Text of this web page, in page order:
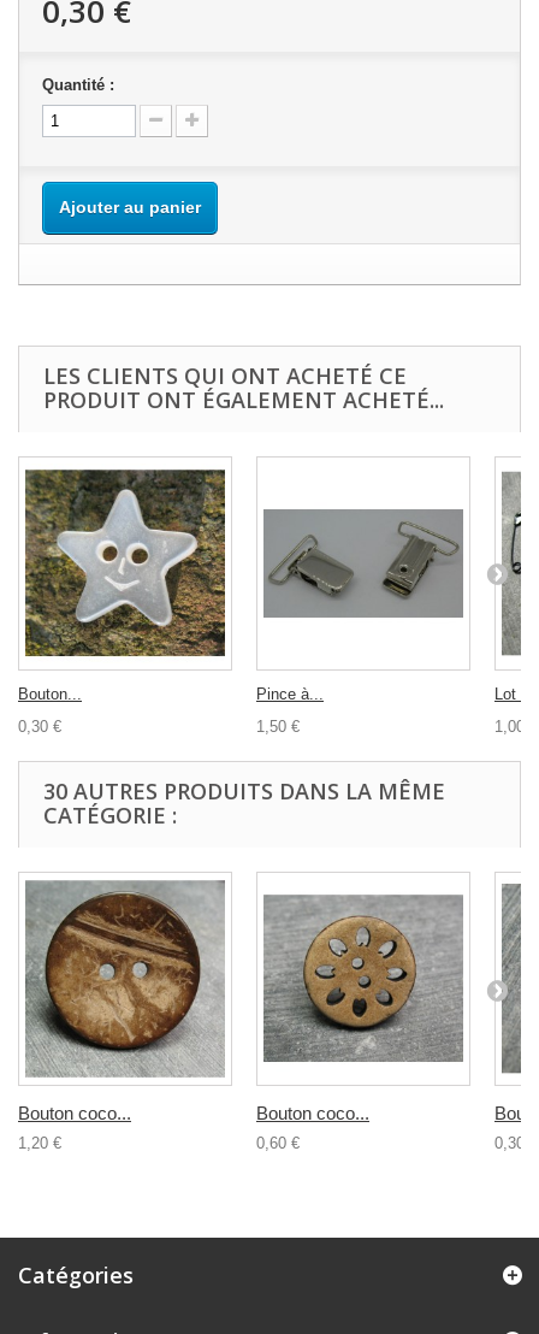
0,30 €
Quantité :
Ajouter au panier
LES CLIENTS QUI ONT ACHETÉ CE
PRODUIT ONT ÉGALEMENT ACHETÉ...
Bouton...
0,30 €
Pince à...
1,50 €
Lot
1,00 €
30 AUTRES PRODUITS DANS LA MÊME
CATÉGORIE :
Bouton coco...
1,20 €
Bouton coco...
0,60 € 0,30 €
Catégories